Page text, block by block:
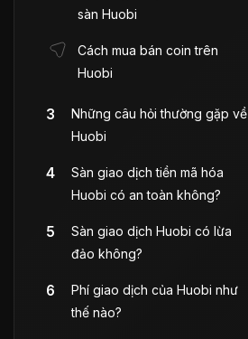
sàn Huobi
Cách mua bán coin trên
Huobi
Những câu hỏi thường gặp về
Huobi
Sàn giao dịch tiền mã hóa
Huobi có an toàn không?
Sàn giao dịch Huobi có lừa
đảo không?
Phí giao dịch của Huobi như
thế nào?